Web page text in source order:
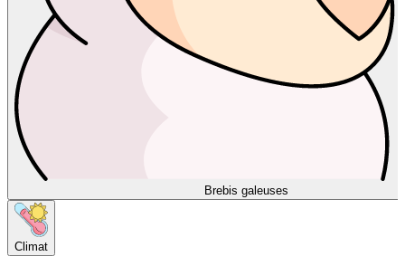
Brebis galeuses
Climat